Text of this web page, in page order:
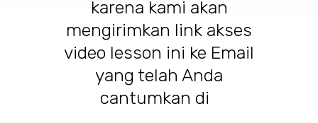
karena kami akan
mengirimkan link akses
video lesson ini ke Email
yang telah Anda
cantumkan di